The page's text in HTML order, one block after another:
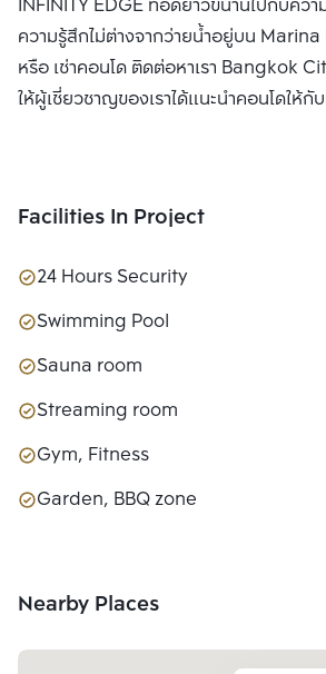
ความรู้สึกไม่ต่างจากว่ายน้ำอยู่บน Marina
หรือ เช่าคอนโด ติดต่อหาเรา Bangkok
ให้ผู้เชี่ยวชาญของเราได้แนะนำคอนโดให้กั
Facilities In Project
24 Hours Security
Swimming Pool
Sauna room
Streaming room
Gym, Fitness
Garden, BBQ zone
Nearby Places